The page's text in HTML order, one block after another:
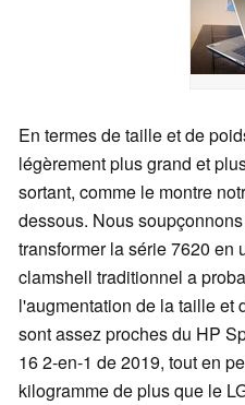
En termes de taille et de
légèrement plus grand et
sortant, comme le montre
dessous. Nous
transformer la série 7620 en
clamshell traditionnel a
l'augmentation de la taille et
sont assez proches du HP
16 2-en-1 de 2019, tout en
kilogramme de plus que le